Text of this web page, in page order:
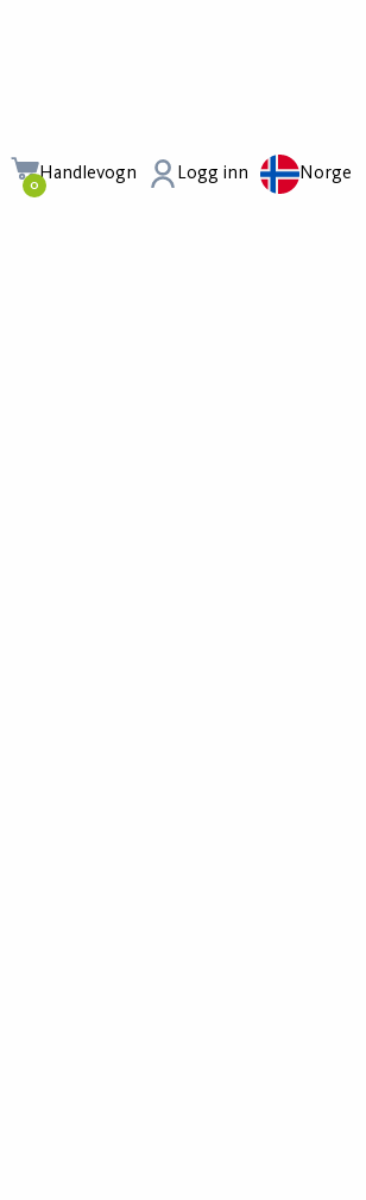
0
Handlevogn Logg inn Norge